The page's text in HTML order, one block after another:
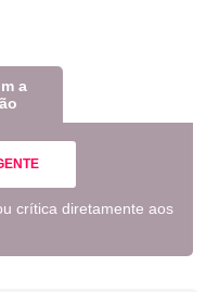
a
crítica diretamente aos